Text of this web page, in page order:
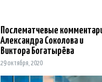
Послематчевые
Александра Соколова и
Виктора Богатырёва
29 октября, 2020